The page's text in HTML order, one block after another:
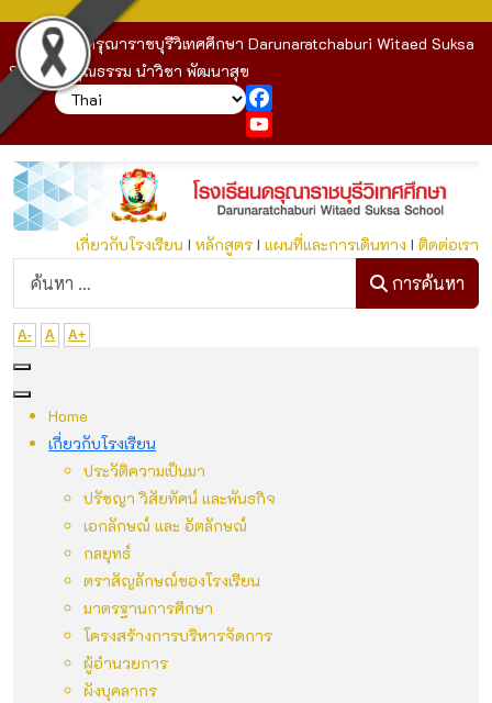
โรงเรียนดรุณาราชบุรีวิเทศศึกษา Darunaratchaburi Witaed Suksa
School : คุณธรรม นำวิชา พัฒนาสุข
YouTube
เกี่ยวกับโรงเรียนI หลักสูตรI แผนที่และการเดินทาง I ติดต่อเรา
ก
การค้นหา
A- A A+
Home
เกี่ยวกับโรงเรียน
ประวัติความเป็นมา
ปรัชญา วิสัยทัศน์ และพันธกิจ
เอกลักษณ์ และ อัตลักษณ์
กลยุทธ์
ตราสัญลักษณ์ของโรงเรียน
มาตรฐานการศึกษา
โครงสร้างการบริหารจัดการ
ผู้อำนวยการ
ผังบุคลากร